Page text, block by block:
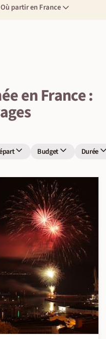
Où partir en France
en France :
Budget Durée